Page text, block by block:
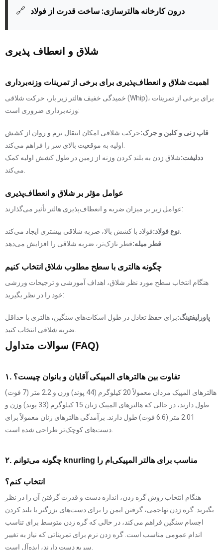
🔗 درون کارخانه هالترسازی: ساخت قدرت از فولاد
شلاق و انعطاف پذیری
اهمیت شلاق و انعطاف‌پذیری برای برخی از تمرینات وزنه‌برداری
خمیدگی خفیف هالتر زیر بار، حرکت شلاقی (Whip)، برای برخی از تمرینات
وزنه‌برداری ضروری است:
قاپ زنی و کلین و جرک:حرکت شلاقی امکان انتقال نرم و روان از کشش
ددلیفت:شلاق زدن به بلند کردن وزنه از زمین در طول کشش اولیه کمک
عوامل مؤثر بر شلاق و انعطاف‌پذیری
عوامل زیر بر میزان ضربه و انعطاف‌پذیری هالتر تأثیر می‌گذارند:
نوع فولاد:
قطر میله:
چگونه هالتری با سطح مطلوب شلاق انتخاب کنیم
هنگام انتخاب سطح مورد نظر شلاق، اهداف آموزشی و ترجیحات ورزشی
خود را در نظر بگیرید:
پاورلیفتینگ:برای حفظ تعادل در طول اسکات‌های سنگین، هالتری با حداقل
سوالات متداول (FAQ)
۱. تفاوت بین هالترهای المپیکی آقایان و بانوان چیست؟
هالترهای المپیک مردان معمولاً 20 کیلوگرم (44 پوند) وزن و 2.2 متر (7 فوت)
طول دارند، در حالی که هالترهای المپیک زنان 15 کیلوگرم (33 پوند) وزن و
2.01 متر (6.6 فوت) طول دارند. برآمدگی هالترهای زنان معمولاً برای
۲. چگونه می‌توانم knurling مناسب برای هالتر المپیکی‌ام را
انتخاب کنم؟
هنگام انتخاب روش گره زدن، اندازه دست و قدرت گرفتن آن را در نظر
بگیرید. گره زدن تهاجمی، گرفتن ایمن را برای دست‌های بزرگتر یا بلند کردن
اجسام سنگین فراهم می‌کند، در حالی که گره زدن متوسط ​​برای تناسب
اندام عمومی مناسب است. گره زدن نرم برای تمریناتی که نیاز به تغییر